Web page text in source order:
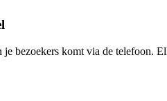
je bezoekers komt via de telefoon.